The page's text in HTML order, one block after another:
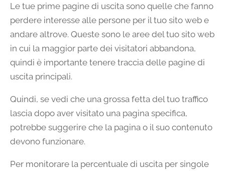
Le tue prime pagine di uscita sono quelle che fanno
perdere interesse alle persone per il tuo sito web e
andare altrove. Queste sono le aree del tuo sito web
in cui la maggior parte dei visitatori abbandona,
quindi è importante tenere traccia delle pagine di
uscita principali.
Quindi, se vedi che una grossa fetta del tuo traffico
lascia dopo aver visitato una pagina specifica,
potrebbe suggerire che la pagina o il suo contenuto
devono funzionare.
Per monitorare la percentuale di uscita per singole